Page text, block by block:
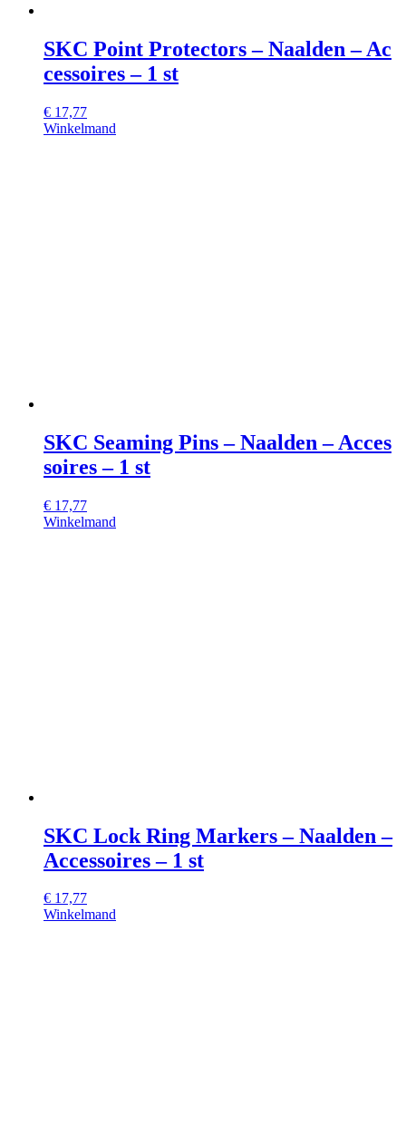
SKC Point Protectors – Naalden – Ac
cessoires – 1 st
€ 17,77
Winkelmand
SKC Seaming Pins – Naalden – Acces
soires – 1 st
€ 17,77
Winkelmand
SKC Lock Ring Markers – Naalden –
Accessoires – 1 st
€ 17,77
Winkelmand